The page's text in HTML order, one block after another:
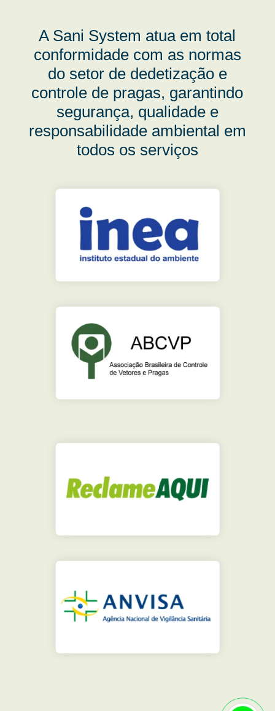
A Sani System atua em total
conformidade com as normas
do setor de dedetização e
controle de pragas, garantindo
segurança, qualidade e
responsabilidade ambiental em
todos os serviços